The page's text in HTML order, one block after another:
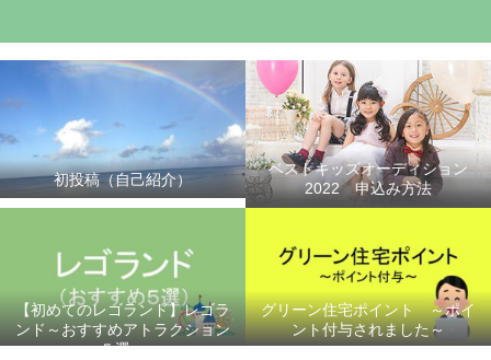
初投稿（自己紹介）
ベストキッズオーディション
2022 申込み方法
【初めてのレゴランド】レゴラ
ンド～おすすめアトラクション
５選～
グリーン住宅ポイント ～ポイ
ント付与されました～